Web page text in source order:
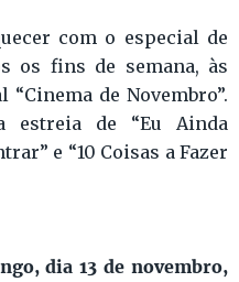
com o especial de
os fins de semana, às
de Novembro”.
estreia de “Eu Ainda
e “10 Coisas a Fazer
dia 13 de novembro,